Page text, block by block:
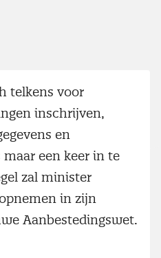
telkens voor
inschrijven,
en
een keer in te
zal minister
in zijn
Aanbestedingswet.